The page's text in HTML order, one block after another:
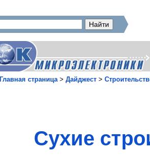
Главная страница> Дайджест >
Сухие